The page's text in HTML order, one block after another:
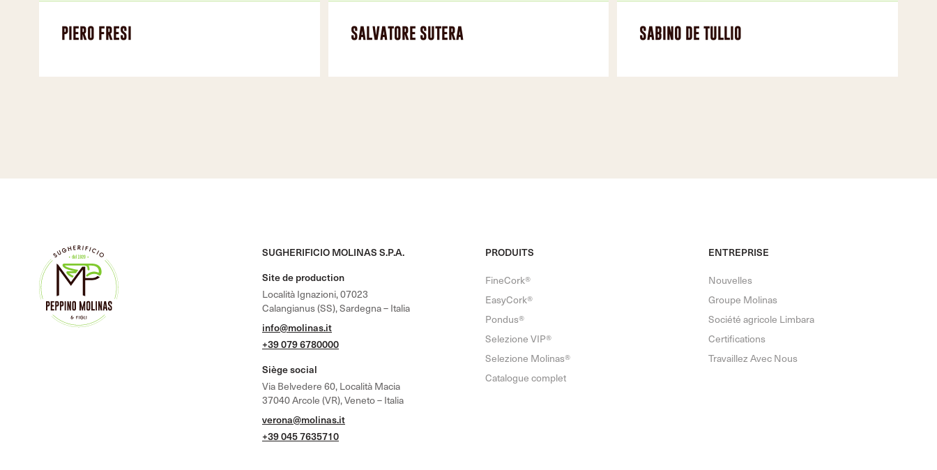
PIERO FRESI SALVATORE SUTERA SABINO DE TULLIO
SUGHERIFICIO MOLINAS S.P.A.
Site de production
Località Ignazioni, 07023
Calangianus (SS), Sardegna – Italia
info@molinas.it
+39 079 6780000
Siège social
Via Belvedere 60, Località Macia
37040 Arcole (VR), Veneto – Italia
verona@molinas.it
+39 045 7635710
PRODUITS
FineCork®
EasyCork®
Pondus®
Selezione VIP®
Selezione Molinas®
Catalogue complet
ENTREPRISE
Nouvelles
Groupe Molinas
Société agricole Limbara
Certifications
Travaillez Avec Nous